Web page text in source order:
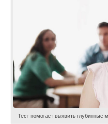
Тест помогает выявить глубинные